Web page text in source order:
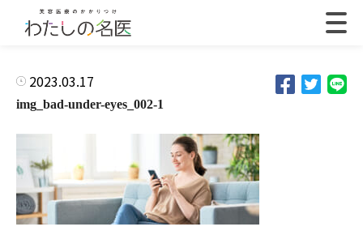
2023.03.17
img_bad-under-eyes_002-1